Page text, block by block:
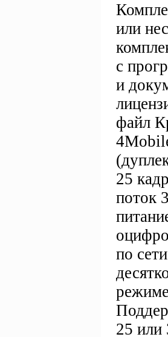
или
с
и
файл
25
поток
по
25 или